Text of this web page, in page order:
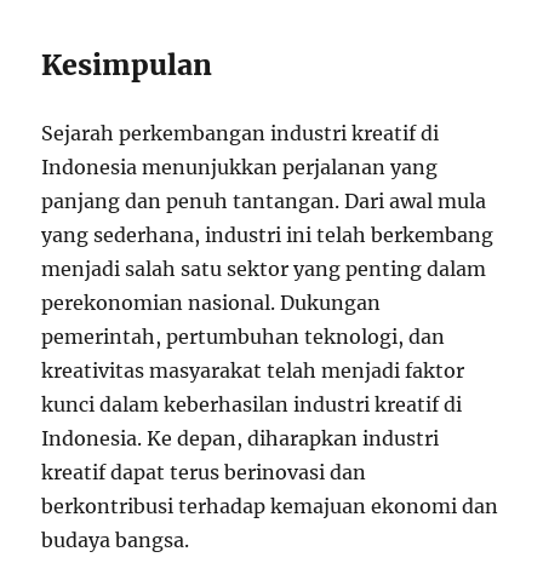
Kesimpulan
Sejarah perkembangan industri kreatif di
Indonesia menunjukkan perjalanan yang
panjang dan penuh tantangan. Dari awal mula
yang sederhana, industri ini telah berkembang
menjadi salah satu sektor yang penting dalam
perekonomian nasional. Dukungan
pemerintah, pertumbuhan teknologi, dan
kreativitas masyarakat telah menjadi faktor
kunci dalam keberhasilan industri kreatif di
Indonesia. Ke depan, diharapkan industri
kreatif dapat terus berinovasi dan
berkontribusi terhadap kemajuan ekonomi dan
budaya bangsa.